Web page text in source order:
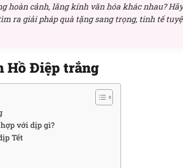
hoàn cảnh, lăng kính văn hóa khác nhau?
ra giải pháp quà tặng sang trọng, tinh tế
Hồ Điệp trắng
với dịp gì?
Tết